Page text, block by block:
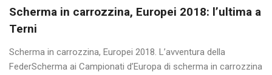
Scherma in carrozzina, Europei 2018: l’ultima a
Terni
Scherma in carrozzina, Europei 2018. L’avventura della
FederScherma ai Campionati d’Europa di scherma in carrozzina